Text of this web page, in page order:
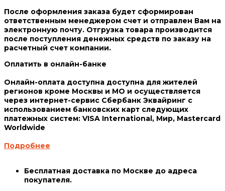
После оформления заказа будет сформирован
ответственным менеджером счет и отправлен Вам на
электронную почту. Отгрузка товара производится
после поступления денежных средств по заказу на
расчетный счет компании.
Оплатить в онлайн-банке
Онлайн-оплата доступна доступна для жителей
регионов кроме Москвы и МО и осуществляется
через интернет-сервис Сбербанк Эквайринг c
использованием банковских карт следующих
платежных систем: VISA International, Мир, Mastercard
Worldwide
Подробнее
Бесплатная доставка по Москве до адреса
покупателя.